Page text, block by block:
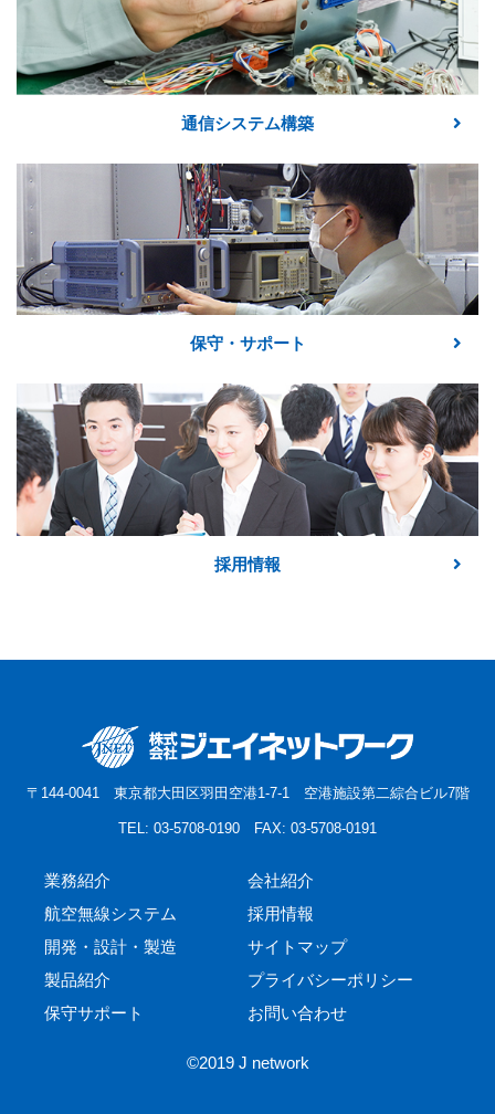
通信システム構築
保守・サポート
採用情報
〒144-0041 東京都大田区羽田空港1-7-1 空港施設第二綜合ビル7階
TEL: 03-5708-0190 FAX: 03-5708-0191
業務紹介
航空無線システム
開発・設計・製造
製品紹介
保守サポート
会社紹介
採用情報
サイトマップ
プライバシーポリシー
お問い合わせ
©2019 J network